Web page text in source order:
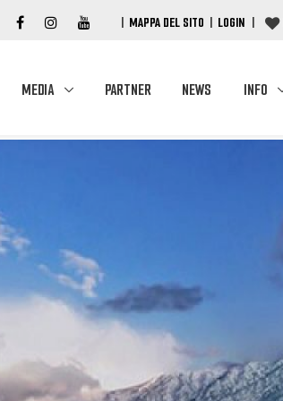
| MAPPA DEL SITO | LOGIN |
MEDIA PARTNER NEWS INFO